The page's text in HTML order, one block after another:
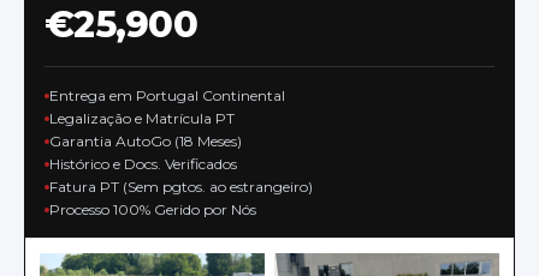
€25,900
Entrega em Portugal Continental
Legalização e Matrícula PT
Garantia AutoGo (18 Meses)
Histórico e Docs. Verificados
Fatura PT (Sem pgtos. ao estrangeiro)
Processo 100% Gerido por Nós